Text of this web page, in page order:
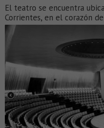
El teatro se encuentra
Corrientes, en el corazón